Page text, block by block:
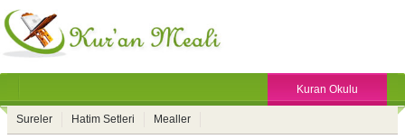
Kuran Okulu
Sureler Hatim Setleri Mealler